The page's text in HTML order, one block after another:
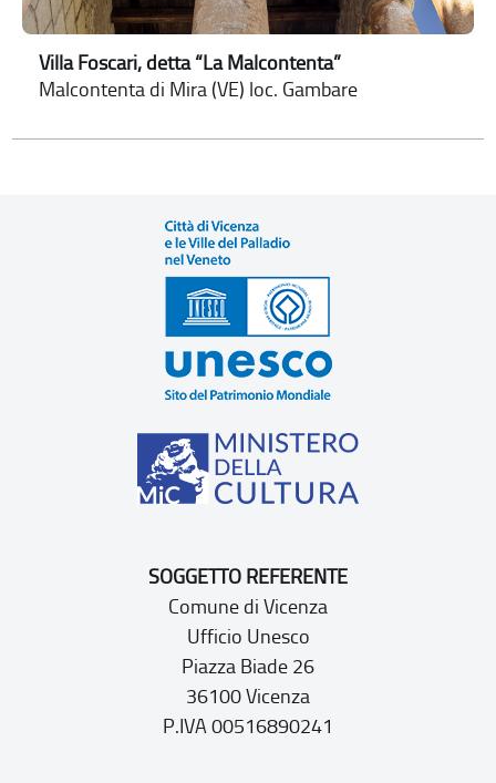
Villa Foscari, detta “La Malcontenta”
Malcontenta di Mira (VE) loc. Gambare
SOGGETTO REFERENTE
Comune di Vicenza
Ufficio Unesco
Piazza Biade 26
36100 Vicenza
P.IVA 00516890241